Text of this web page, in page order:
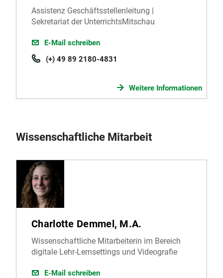
Assistenz Geschäftsstellenleitung |
Sekretariat der UnterrichtsMitschau
E-Mail schreiben
(+) 49 89 2180-4831
Weitere Informationen
Wissenschaftliche Mitarbeit
Charlotte Demmel, M.A.
Wissenschaftliche Mitarbeiterin im Bereich
digitale Lehr-Lernsettings und Videografie
E-Mail schreiben